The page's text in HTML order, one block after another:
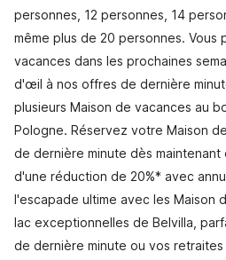
personnes, 12 personnes, 14
même plus de 20 personnes.
vacances dans les prochaines
d'œil à nos offres de dernière
plusieurs Maison de vacances au
Pologne. Réservez votre Maison
de dernière minute dès
d'une réduction de 20%* avec
l'escapade ultime avec les Maison
lac exceptionnelles de Belvilla,
de dernière minute ou vos